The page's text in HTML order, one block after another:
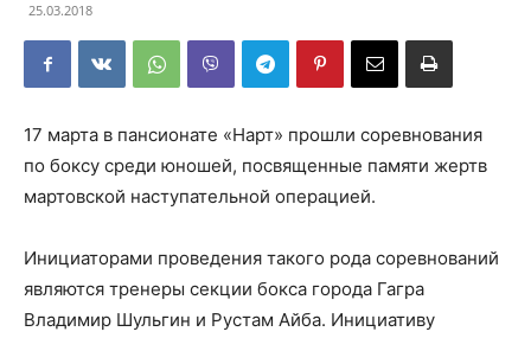
25.03.2018
17 марта в пансионате «Нарт» прошли соревнования
по боксу среди юношей, посвященные памяти жертв
мартовской наступательной операцией.
Инициаторами проведения такого рода соревнований
являются тренеры секции бокса города Гагра
Владимир Шульгин и Рустам Айба. Инициативу